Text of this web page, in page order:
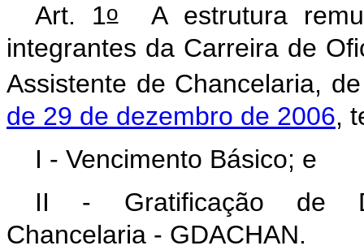
Art. 1oA estrutura
integrantes da Carreira de
Assistente de Chancelaria,
de 29 de dezembro de 2006,
I - Vencimento Básico; e
II - Gratificação de
Chancelaria - GDACHAN.